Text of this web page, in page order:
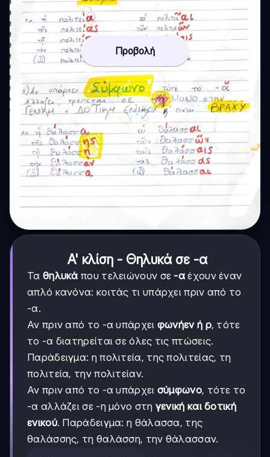
Προβολή
Α' κλίση - Θηλυκά σε -α
Τα θηλυκά που τελειώνουν σε -α έχουν έναν
απλό κανόνα: κοιτάς τι υπάρχει πριν από το
-α.
Αν πριν από το -α υπάρχει φωνήεν ή ρ, τότε
το -α διατηρείται σε όλες τις πτώσεις.
Παράδειγμα: η πολιτεία, της πολιτείας, τη
πολιτεία, την πολιτείαν.
Αν πριν από το -α υπάρχει σύμφωνο, τότε το
-α αλλάζει σε -η μόνο στη γενική και δοτική
ενικού. Παράδειγμα: η θάλασσα, της
θαλάσσης, τη θαλάσση, την θάλασσαν.